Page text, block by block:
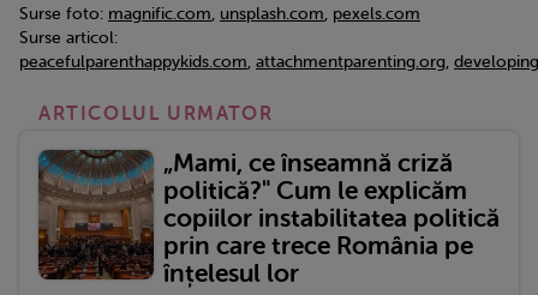
Surse foto: magnific.com, unsplash.com, pexels.com
Surse articol:
peacefulparenthappykids.com, attachmentparenting.org,
ARTICOLUL URMATOR
„Mami, ce înseamnă criză
politică?" Cum le explicăm
copiilor instabilitatea politică
prin care trece România pe
înțelesul lor